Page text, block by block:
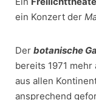
ein Konzert der
Der botanische
bereits 1971
aus allen
ansprechend